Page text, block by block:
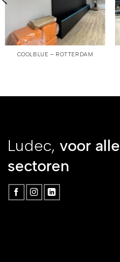
COOLBLUE – ROTTERDAM
Ludec, voor alle
sectoren